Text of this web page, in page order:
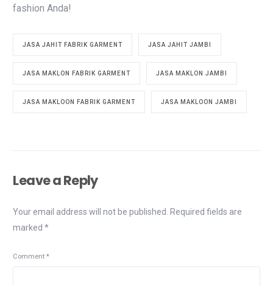
fashion Anda!
JASA JAHIT FABRIK GARMENT JASA JAHIT JAMBI
JASA MAKLON FABRIK GARMENT JASA MAKLON JAMBI
JASA MAKLOON FABRIK GARMENT JASA MAKLOON JAMBI
Leave a Reply
Your email address will not be published.
Required fields are
marked*
Comment*